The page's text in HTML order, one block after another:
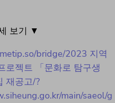
보기 ▼
bridge/2023 지역
로젝트 「문화로 탐구생
재공고/?
main/saeol/g